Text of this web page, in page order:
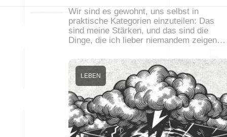
Wir sind es gewohnt, uns selbst in
praktische Kategorien einzuteilen: Das
sind meine Stärken, und das sind die
Dinge, die ich lieber niemandem zeigen…
LEBEN